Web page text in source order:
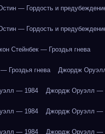
— Гордость и
— Гордость и
Стейнбек — Гроздья гнева
Гроздья гнева Джордж
— 1984 Джордж Оруэлл —
— 1984 Джордж Оруэлл —
— 1984 Джордж Оруэлл —